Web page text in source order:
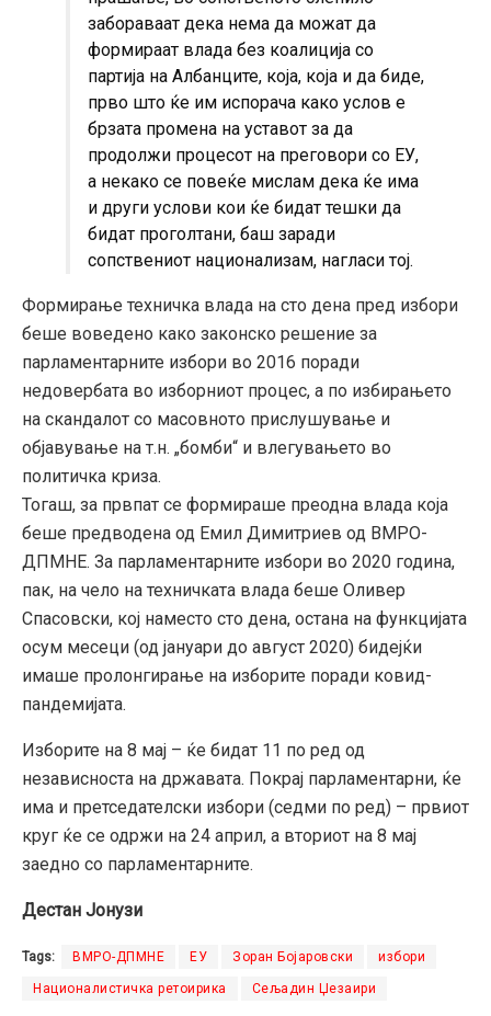
забораваат дека нема да можат да
формираат влада без коалиција со
партија на Албанците, која, која и да биде,
прво што ќе им испорача како услов е
брзата промена на уставот за да
продолжи процесот на преговори со ЕУ,
а некако се повеќе мислам дека ќе има
и други услови кои ќе бидат тешки да
бидат проголтани, баш заради
сопствениот национализам, нагласи тој.
Формирање техничка влада на сто дена пред избори
беше воведено како законско решение за
парламентарните избори во 2016 поради
недовербата во изборниот процес, а по избирањето
на скандалот со масовното прислушување и
објавување на т.н. „бомби“ и влегувањето во
политичка криза.
Тогаш, за првпат се формираше преодна влада која
беше предводена од Емил Димитриев од ВМРО-
ДПМНЕ. За парламентарните избори во 2020 година,
пак, на чело на техничката влада беше Оливер
Спасовски, кој наместо сто дена, остана на функцијата
осум месеци (од јануари до август 2020) бидејќи
имаше пролонгирање на изборите поради ковид-
пандемијата.
Изборите на 8 мај – ќе бидат 11 по ред од
независноста на државата. Покрај парламентарни, ќе
има и претседателски избори (седми по ред) – првиот
круг ќе се одржи на 24 април, а вториот на 8 мај
заедно со парламентарните.
Дестан Јонузи
Tags: ВМРО-ДПМНЕ ЕУ Зоран Бојаровски избори
Националистичка ретоирика Сељадин Џезаири